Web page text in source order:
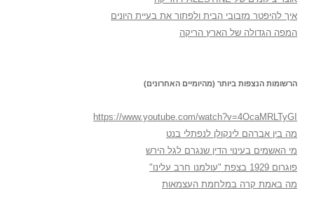
איך להיפטר מזבובי הבית ולפתור את בעיית היונים
המפה הגדולה של הארץ הריקה
הרשומות הנצפות ביותר (מהיומיים האחרונים)
https://www.youtube.com/watch?v=4OcaMRLTyGI
מה בין אברהם לינקולן לנפתלי בנט
מי האשמים בעינוי הדין שנגרם לגל הירש
פוגרום 1929 בצפת "עולמנו חרב עלינו"
מה באמת קרה במלחמת העצמאות